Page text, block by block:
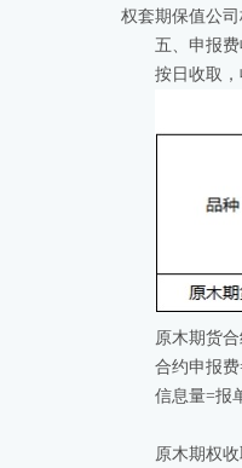
权套期保值公司
五、申报费
按日收取，
原木期货合
合约申报
信息量=报
原木期权